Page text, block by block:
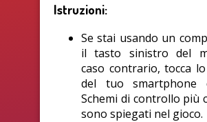
Istruzioni:
Se stai usando un
il tasto sinistro del
caso contrario, tocca
del tuo smartphone
Schemi di controllo più
sono spiegati nel gioco.